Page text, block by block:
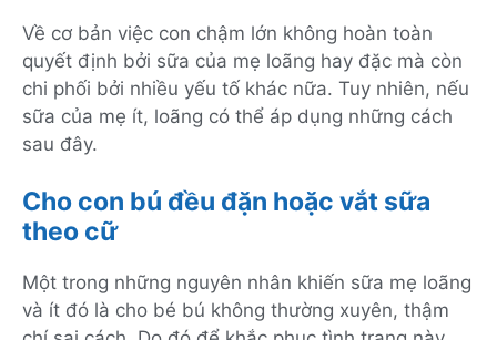
Về cơ bản việc con chậm lớn không hoàn toàn
quyết định bởi sữa của mẹ loãng hay đặc mà còn
chi phối bởi nhiều yếu tố khác nữa. Tuy nhiên, nếu
sữa của mẹ ít, loãng có thể áp dụng những cách
sau đây.
Cho con bú đều đặn hoặc vắt sữa
theo cữ
Một trong những nguyên nhân khiến sữa mẹ loãng
và ít đó là cho bé bú không thường xuyên, thậm